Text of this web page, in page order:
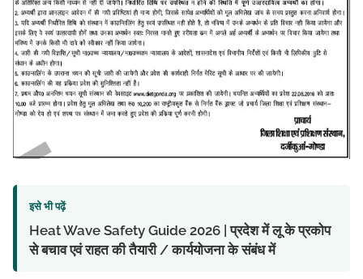
इसे भी पढ़ें
Heat Wave Safety Guide 2026 | प्रदेश में लू के प्रकोप
से बचाव एवं राहत की तैयारी / कार्ययोजना के संबंध में